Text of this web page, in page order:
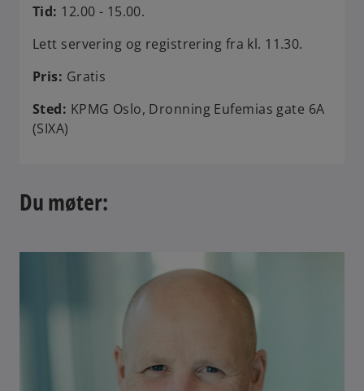
Tid: 12.00 - 15.00.
Lett servering og registrering fra kl. 11.30.
Pris: Gratis
Sted: KPMG Oslo, Dronning Eufemias gate 6A
(SIXA)
Du møter: